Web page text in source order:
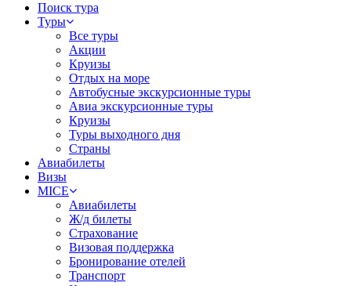
Поиск тура
Туры
Все туры
Акции
Круизы
Отдых на море
Автобусные экскурсионные туры
Авиа экскурсионные туры
Круизы
Туры выходного дня
Страны
Авиабилеты
Визы
MICE
Авиабилеты
Ж/д билеты
Страхование
Визовая поддержка
Бронирование отелей
Транспорт